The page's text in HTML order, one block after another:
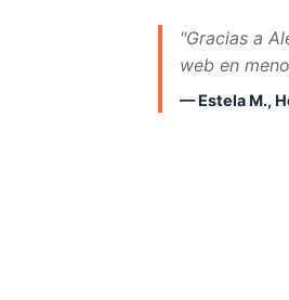
"Gracias a
web en
— Estela M.,